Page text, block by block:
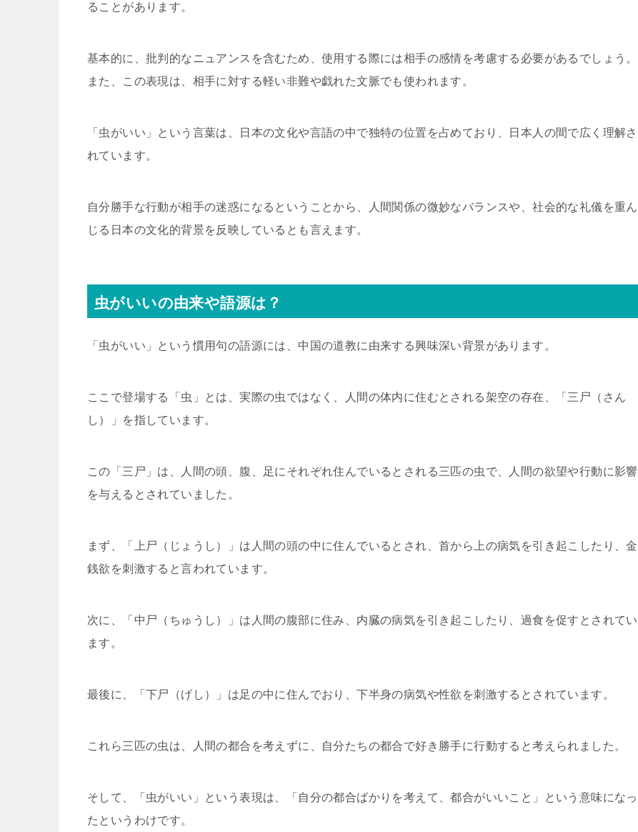
ることがあります。
基本的に、批判的なニュアンスを含むため、使用する際には相手の感情を考慮する必要があるでしょう。
また、この表現は、相手に対する軽い非難や戯れた文脈でも使われます。
「虫がいい」という言葉は、日本の文化や言語の中で独特の位置を占めており、日本人の間で広く理解さ
れています。
自分勝手な行動が相手の迷惑になるということから、人間関係の微妙なバランスや、社会的な礼儀を重ん
じる日本の文化的背景を反映しているとも言えます。
虫がいいの由来や語源は？
「虫がいい」という慣用句の語源には、中国の道教に由来する興味深い背景があります。
ここで登場する「虫」とは、実際の虫ではなく、人間の体内に住むとされる架空の存在、「三尸（さん
し）」を指しています。
この「三尸」は、人間の頭、腹、足にそれぞれ住んでいるとされる三匹の虫で、人間の欲望や行動に影響
を与えるとされていました。
まず、「上尸（じょうし）」は人間の頭の中に住んでいるとされ、首から上の病気を引き起こしたり、金
銭欲を刺激すると言われています。
次に、「中尸（ちゅうし）」は人間の腹部に住み、内臓の病気を引き起こしたり、過食を促すとされてい
ます。
最後に、「下尸（げし）」は足の中に住んでおり、下半身の病気や性欲を刺激するとされています。
これら三匹の虫は、人間の都合を考えずに、自分たちの都合で好き勝手に行動すると考えられました。
そして、「虫がいい」という表現は、「自分の都合ばかりを考えて、都合がいいこと」という意味になっ
たというわけです。